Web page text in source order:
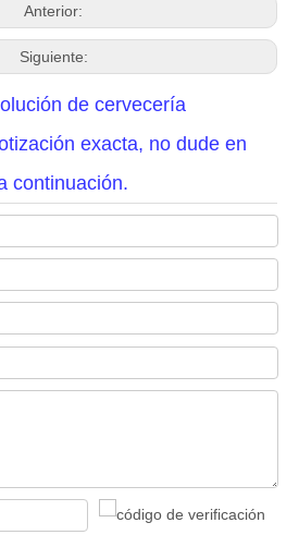
Anterior:
Siguiente:
de cervecería
exacta, no dude en
continuación.